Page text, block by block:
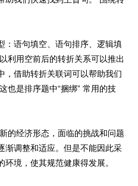
语句填空、语句排序、逻辑填
利用空前后的转折关系可以推出
，借助转折关联词可以帮助我们
也是排序题中“捆绑” 常用的技
经济形态，面临的挑战和问题
渐调整和适应。但是不能因此采
境，使其规范健康得发展。